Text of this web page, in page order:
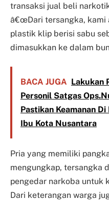
transaksi jual beli
â€œDari tersangka, kami
plastik klip berisi sabu
dimasukkan ke dalam
BACA JUGA Lakukan
Personil Satgas
Pastikan Keamanan
Ibu Kota Nusantara
Pria yang memiliki
mengungkap, tersangka
pengedar narkoba untuk
Dari keterangan warga